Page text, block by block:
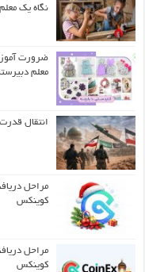
نگاه یک معلم
ضرورت
معلم
انتقال
مراحل
کوینکس
مراحل
کوینکس